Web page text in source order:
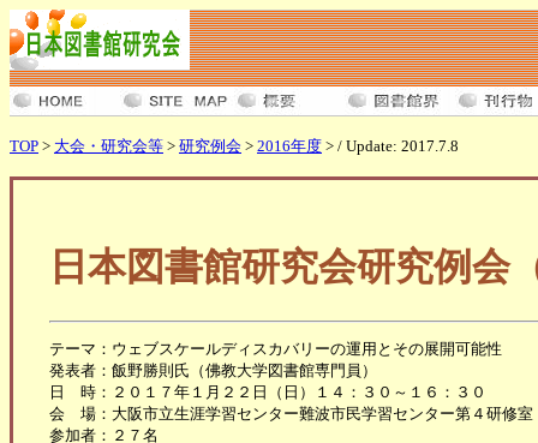
TOP > 大会・研究会等 > 研究例会 > 2016年度 > / Update: 2017.7.8
日本図書館研究会研究例会
テーマ：ウェブスケールディスカバリーの運用とその展開可能性
発表者：飯野勝則氏（佛教大学図書館専門員）
日　時：２０１７年１月２２日（日）１４：３０～１６：３０
会　場：大阪市立生涯学習センター難波市民学習センター第４研修室
参加者：２７名